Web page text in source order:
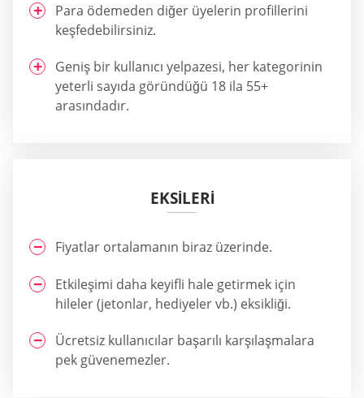
Para ödemeden diğer üyelerin profillerini
keşfedebilirsiniz.
Geniş bir kullanıcı yelpazesi, her kategorinin
yeterli sayıda göründüğü 18 ila 55+
arasındadır.
EKSILERI
Fiyatlar ortalamanın biraz üzerinde.
Etkileşimi daha keyifli hale getirmek için
hileler (jetonlar, hediyeler vb.) eksikliği.
Ücretsiz kullanıcılar başarılı karşılaşmalara
pek güvenemezler.